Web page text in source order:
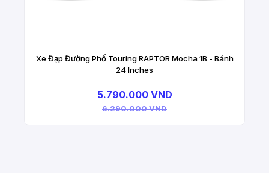
Xe Đạp Đường Phố Touring RAPTOR Mocha 1B - Bánh
24 Inches
5.790.000 VND
6.290.000 VND